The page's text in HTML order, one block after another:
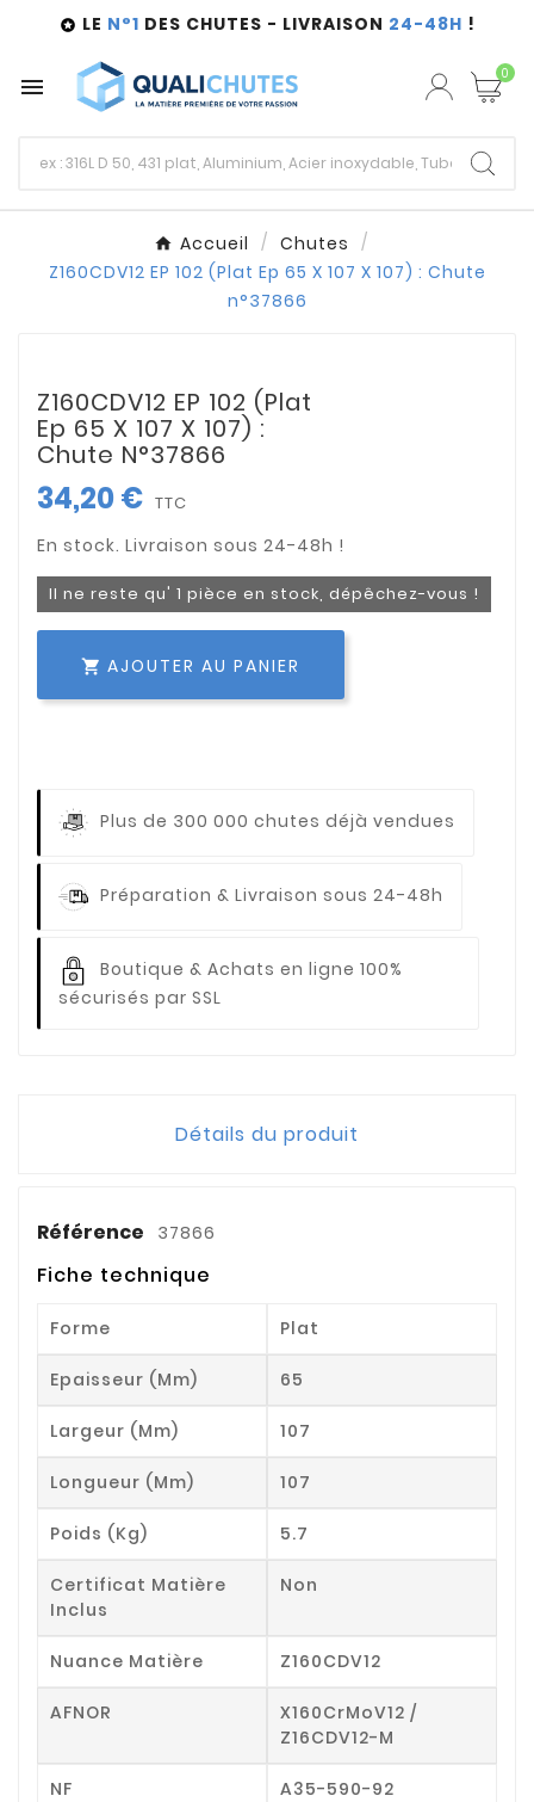
 LE N°1 DES CHUTES - LIVRAISON 24-48H !
 0
Accueil
Chutes
Z160CDV12 EP 102 (Plat Ep 65 X 107 X 107) : Chute
n°37866
Z160CDV12 EP 102 (Plat
Ep 65 X 107 X 107) :
Chute N°37866
34,20 € TTC
Il ne reste qu' 1 pièce en stock, dépêchez-vous !
 AJOUTER AU PANIER
Plus de 300 000 chutes déjà vendues
Préparation & Livraison sous 24-48h
Boutique & Achats en ligne 100%
sécurisés par SSL
Détails du produit
Référence 37866
Fiche technique
Forme Plat
Epaisseur (mm) 65
Largeur (mm) 107
Longueur (mm) 107
Poids (kg) 5.7
Certificat Matière
Inclus
Non
Nuance Matière Z160CDV12
AFNOR
X160CrMoV12 /
Z16CDV12-M
NF A35-590-92